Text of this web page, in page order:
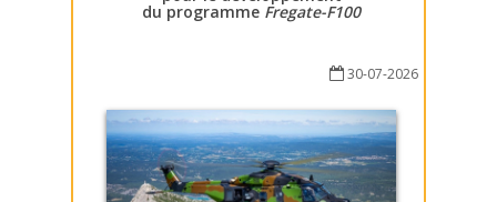
du programme Fregate-F100
30-07-2026